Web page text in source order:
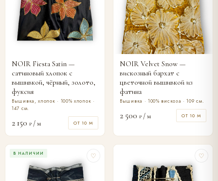
NOIR Fiesta Satin —
сатиновый хлопок с
вышивкой, чёрный, золото,
фуксия
Вышивка, хлопок · 100% хлопок ·
147 см.
2 150 ₽ / м ОТ 10 М
NOIR Velvet Snow —
вискозный бархат с
цветочной вышивкой из
фатина
Вышивка · 100% вискоза · 109 см.
2 500 ₽ / м ОТ 10 М
В НАЛИЧИИ ♡ ♡